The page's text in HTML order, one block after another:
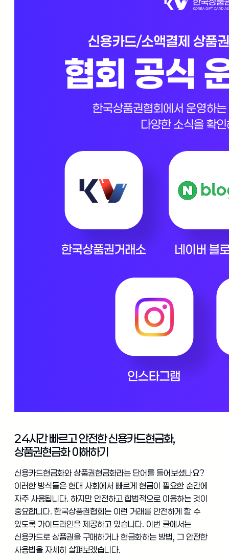
24시간 빠르고 안전한 신용카드현금화,
상품권현금화 이해하기
신용카드현금화와 상품권현금화라는 단어를 들어보셨나요?
이러한 방식들은 현대 사회에서 빠르게 현금이 필요한 순간에
자주 사용됩니다. 하지만 안전하고 합법적으로 이용하는 것이
중요합니다. 한국상품권협회는 이런 거래를 안전하게 할 수
있도록 가이드라인을 제공하고 있습니다. 이번 글에서는
신용카드로 상품권을 구매하거나 현금화하는 방법, 그 안전한
사용법을 자세히 살펴보겠습니다.